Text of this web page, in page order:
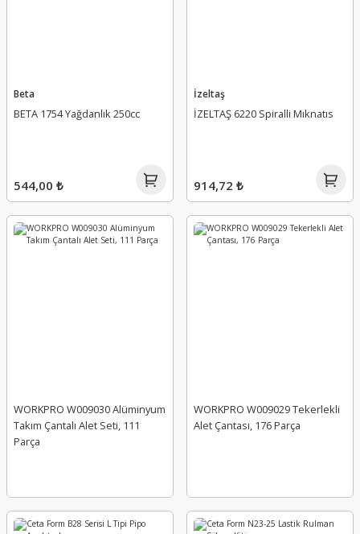
Beta
BETA 1754 Yağdanlık 250cc
544,00 ₺
İzeltaş
İZELTAŞ 6220 Spiralli Mıknatıs
914,72 ₺
WORKPRO W009030 Alüminyum
Takım Çantalı Alet Seti, 111
Parça
WORKPRO W009029 Tekerlekli
Alet Çantası, 176 Parça